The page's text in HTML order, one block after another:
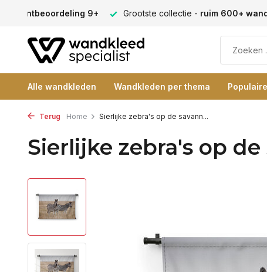
klantbeoordeling 9+ Grootste collectie - ruim 600+
Alle wandkleden Wandkleden per thema
Terug Home Sierlijke zebra's op de savann...
Sierlijke zebra's op de